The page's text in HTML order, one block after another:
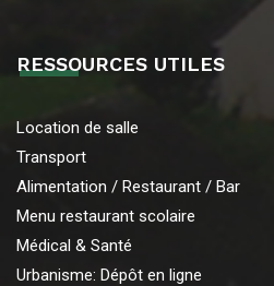
RESSOURCES UTILES
Location de salle
Transport
Alimentation / Restaurant / Bar
Menu restaurant scolaire
Médical & Santé
Urbanisme: Dépôt en ligne